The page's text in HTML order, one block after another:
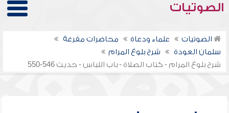
الصوتيات
الصوتيات علماء ودعاة
محاضرات مفرغة
سلمان العودة
شرح بلوغ المرام
شرح بلوغ المرام - كتاب الصلاة - باب اللباس - حديث 546-550